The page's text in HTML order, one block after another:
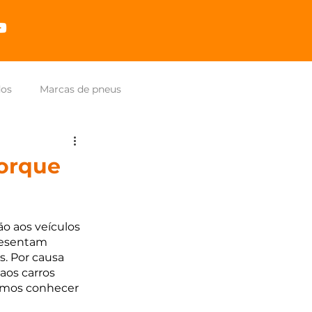
Marcas de pneus
aos veículos
Por causa
carros
conhecer